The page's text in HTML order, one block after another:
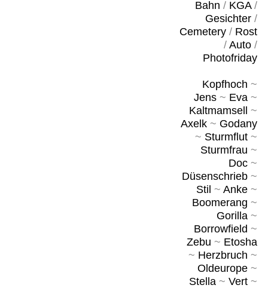
Bahn / KGA/
Gesichter/
Cemetery/ Rost
/ Auto/
Photofriday
Kopfhoch ~
Jens~ Eva~
Kaltmamsell
~
Axelk~ Godany
~ Sturmflut~
Sturmfrau ~
Doc~
Düsenschrieb~
Stil ~ Anke~
Boomerang ~
Gorilla~
Borrowfield ~
Zebu ~ Etosha
~ Herzbruch ~
Oldeurope~
Stella~ Vert~